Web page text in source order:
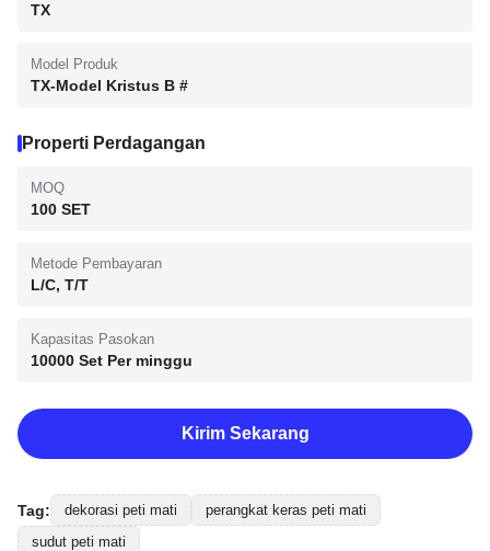
TX
Model Produk
TX-Model Kristus B #
Properti Perdagangan
MOQ
100 SET
Metode Pembayaran
L/C, T/T
Kapasitas Pasokan
10000 Set Per minggu
Kirim Sekarang
Tag: dekorasi peti mati
perangkat keras peti mati
sudut peti mati